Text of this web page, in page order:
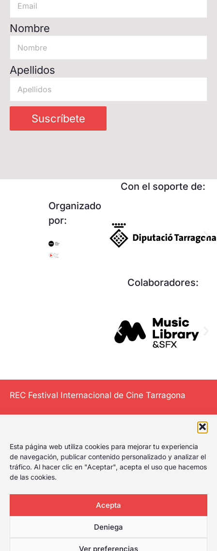
Esta página web utiliza cookies para mejorar tu experiencia
de navegación, publicar contenido personalizado y analizar el
tráfico. Al hacer clic en "Aceptar", acepta el uso que hacemos
de las cookies.
Acepta
Deniega
Ver preferencias
Nombre
Apellidos
Suscríbete
Organizado
por:
Con el soporte de:
Colaboradores:
REC Festival Internacional de Cine Tarragona
El Festival
Internacional de
Cine de Tarragona
primer festival de
cine de Tarragona
con amplia